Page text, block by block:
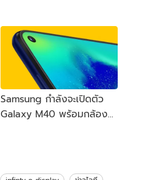
Samsung กำลังจะเปิดตัว
Galaxy M40 พร้อมกล้อง